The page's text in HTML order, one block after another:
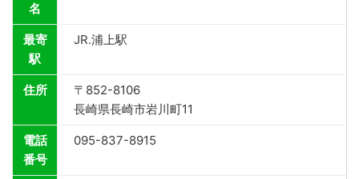
名
最寄
駅
JR.浦上駅
住所
〒852-8106
長崎県長崎市岩川町11
電話
番号
095-837-8915